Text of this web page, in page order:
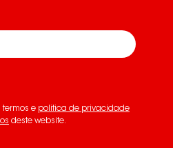
termos e politica de privacidade
deste website.